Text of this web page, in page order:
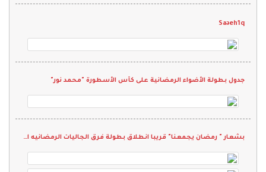
Saəeh1q
جدول بطولة الأضواء الرمضانية على كأس الأسطورة "محمد نور"
بشعار " رمضان يجمعنا" قريبا انطلاق بطولة فرق الجاليات الرمضانيه الثانيه 2022